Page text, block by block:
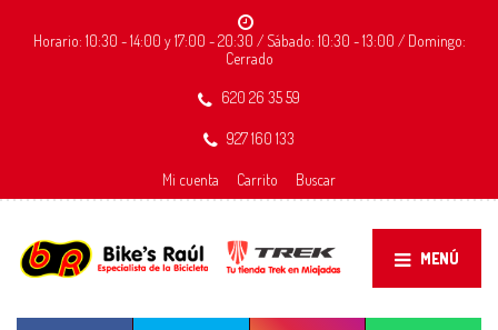
Horario: 10:30 - 14:00 y 17:00 - 20:30 / Sábado: 10:30 - 13:00 / Domingo:
Cerrado
620 26 35 59
927 160 133
Mi cuenta Carrito Buscar
MENÚ